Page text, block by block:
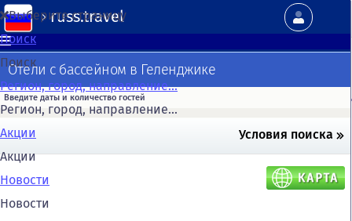
russ.travel
Выберите страницу
Поиск
Поиск
Регион, город, направление...
Регион, город, направление...
Акции
Акции
Новости
Новости
Отели с бассейном в Геленджике
Условия поиска